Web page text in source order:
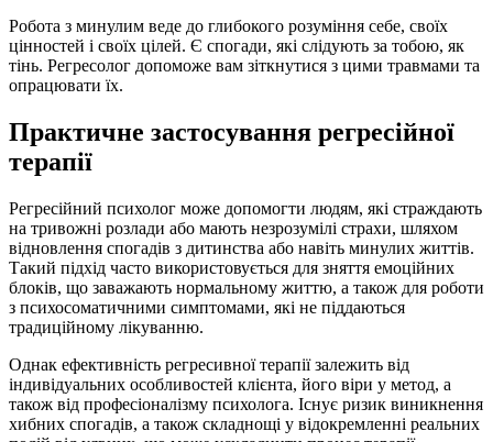
Робота з минулим веде до глибокого розуміння себе, своїх
цінностей і своїх цілей. Є спогади, які слідують за тобою, як
тінь. Регресолог допоможе вам зіткнутися з цими травмами та
опрацювати їх.
Практичне застосування регресійної
терапії
Регресійний психолог може допомогти людям, які страждають
на тривожні розлади або мають незрозумілі страхи, шляхом
відновлення спогадів з дитинства або навіть минулих життів.
Такий підхід часто використовується для зняття емоційних
блоків, що заважають нормальному життю, а також для роботи
з психосоматичними симптомами, які не піддаються
традиційному лікуванню.
Однак ефективність регресивної терапії залежить від
індивідуальних особливостей клієнта, його віри у метод, а
також від професіоналізму психолога. Існує ризик виникнення
хибних спогадів, а також складнощі у відокремленні реальних